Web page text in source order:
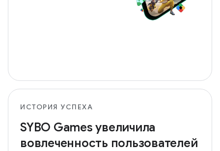
ИСТОРИЯ УСПЕХА
SYBO Games увеличила
вовлеченность пользователей